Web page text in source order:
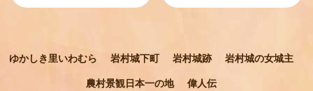
ゆかしき里いわむら 岩村城下町 岩村城跡 岩村城の女城主
農村景観日本一の地 偉人伝